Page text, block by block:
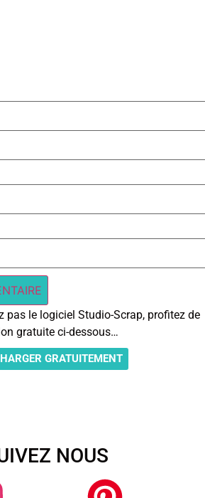
pas le logiciel Studio-Scrap, profitez de
gratuite ci-dessous…
GRATUITEMENT
NOUS